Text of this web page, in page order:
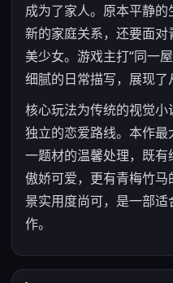
成为了家人。原本平静
新的家庭关系，还要面
美少女。游戏主打“同一
细腻的日常描写，展现了
核心玩法为传统的视觉
独立的恋爱路线。本作最
一题材的温馨处理，既
傲娇可爱，更有青梅竹
景实用度尚可，是一部
作。